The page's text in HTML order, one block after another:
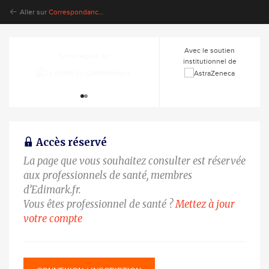
Aller sur Correspondances en Onco-Thoracique
Avec le soutien
institutionnel de
Accès réservé
La page que vous souhaitez consulter est réservée
aux professionnels de santé, membres
d’Edimark.fr.
Vous êtes professionnel de santé ?Mettez à jour
votre compte